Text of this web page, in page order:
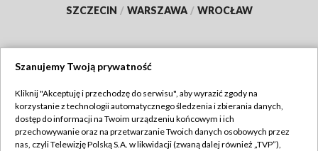
SZCZECIN / WARSZAWA / WROCŁAW
TVP
Abonament TVP
Regulamin TVP
Szanujemy Twoją prywatność
Kliknij "Akceptuję i przechodzę do serwisu", aby wyrazić zgody na
korzystanie z technologii automatycznego śledzenia i zbierania danych,
dostęp do informacji na Twoim urządzeniu końcowym i ich
przechowywanie oraz na przetwarzanie Twoich danych osobowych przez
nas, czyli Telewizję Polską S.A. w likwidacji (zwaną dalej również „TVP”),